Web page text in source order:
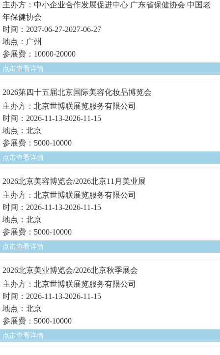
主办方：中小企业合作发展促进中心 广东省保健协会 中国老
年保健协会
时间：2027-06-27-2027-06-27
地点：广州
参展费：10000-20000
点击查看详情
2026第四十五届北京国际美容化妆品博览会
主办方：北京世博联展览服务有限公司
时间：2026-11-13-2026-11-15
地点：北京
参展费：5000-10000
点击查看详情
2026北京美容博览会/2026北京11月美业展
主办方：北京世博联展览服务有限公司
时间：2026-11-13-2026-11-15
地点：北京
参展费：5000-10000
点击查看详情
2026北京美业博览会/2026北京秋季展会
主办方：北京世博联展览服务有限公司
时间：2026-11-13-2026-11-15
地点：北京
参展费：5000-10000
点击查看详情